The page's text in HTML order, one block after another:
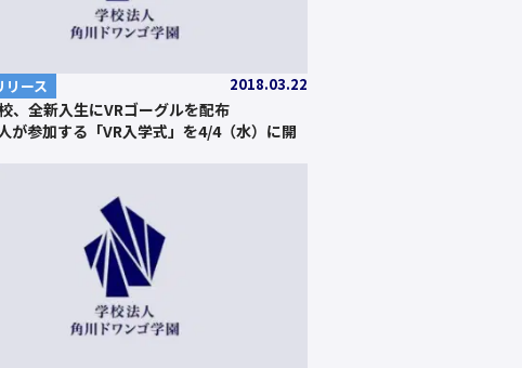
リース 2018.03.22
、全新入生にVRゴーグルを配布
が参加する「VR入学式」を4/4（水）に開